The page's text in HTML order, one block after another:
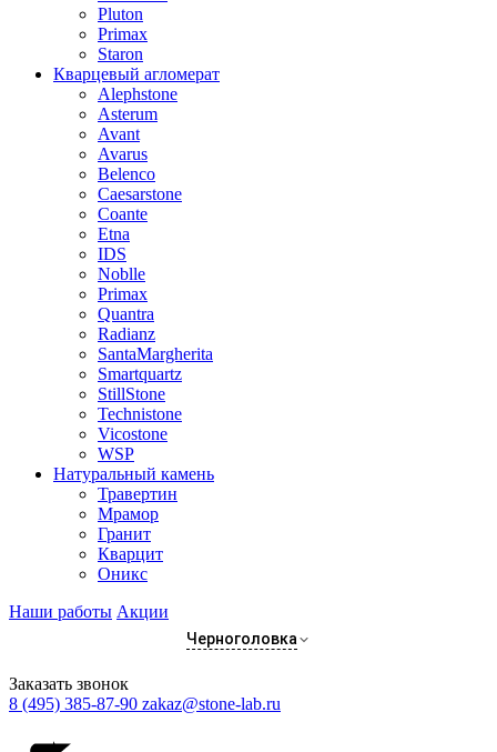
Pluton
Primax
Staron
Кварцевый агломерат
Alephstone
Asterum
Avant
Avarus
Belenco
Caesarstone
Coante
Etna
IDS
Noblle
Primax
Quantra
Radianz
SantaMargherita
Smartquartz
StillStone
Technistone
Vicostone
WSP
Натуральный камень
Травертин
Мрамор
Гранит
Кварцит
Оникс
Наши работы Акции
Черноголовка
Заказать звонок
8 (495) 385-87-90 zakaz@stone-lab.ru